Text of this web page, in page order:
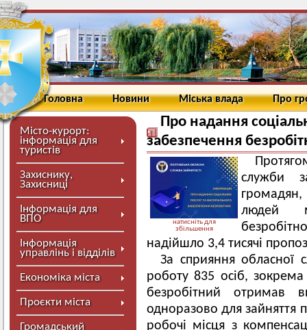
Головна Новини Міська влада Про
Місто-курорт:
інформація для
туристів
Захиснику,
Захисниці
Інформація для
ВПО
Інформація
управлінь і відділів
Економіка міста
Проєкти міста
Громадський
Про надання
забезпечення
натисніть для
збільшення
служби
громадян,
людей
надійшло 3,4 тисячі
За сприяння обласної
роботу 835 осіб,
безробітний отримав
одноразово для зайняття
робочі місця з